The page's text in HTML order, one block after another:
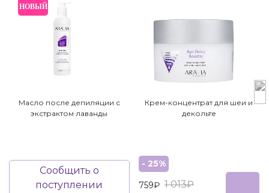
НОВЫЙ
Масло после депиляции с
экстрактом лаванды
Сообщить о
поступлении
Крем-концентрат для шеи и
декольте
- 25%
759₽ 1 013₽